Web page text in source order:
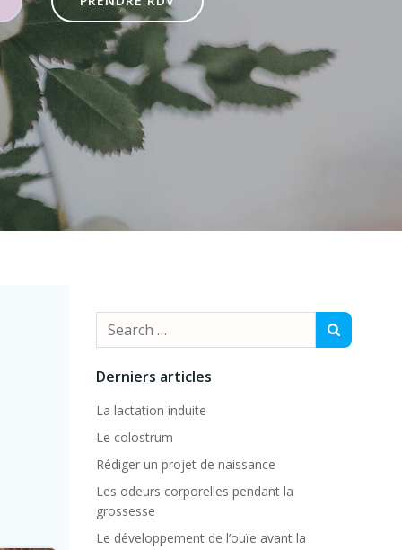
Search
for:
Derniers articles
La lactation induite
Le colostrum
Rédiger un projet de naissance
Les odeurs corporelles pendant la
grossesse
Le développement de l’ouïe avant la